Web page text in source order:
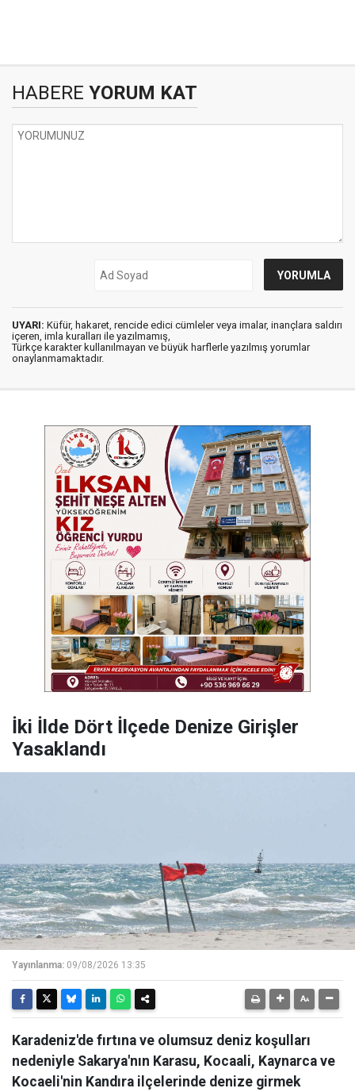
HABERE YORUM KAT
UYARI: Küfür, hakaret, rencide edici cümleler veya imalar, inançlara saldırı
içeren, imla kuralları ile yazılmamış,
Türkçe karakter kullanılmayan ve büyük harflerle yazılmış yorumlar
onaylanmamaktadır.
İki İlde Dört İlçede Denize Girişler
Yasaklandı
Yayınlanma: 09/08/2026 13:35
Karadeniz'de fırtına ve olumsuz deniz koşulları
nedeniyle Sakarya'nın Karasu, Kocaali, Kaynarca ve
Kocaeli'nin Kandıra ilçelerinde denize girmek